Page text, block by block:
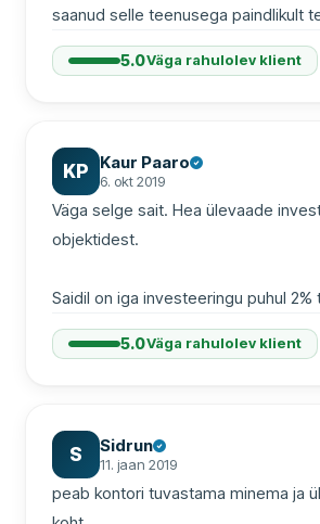
saanud selle teenusega paindlikult
5.0Väga rahulolev klient
KP Kaur Paaro
6. okt 2019
Väga selge sait. Hea ülevaade
objektidest.
Saidil on iga investeeringu puhul 2%
5.0Väga rahulolev klient
S Sidrun
11. jaan 2019
peab kontori tuvastama minema ja